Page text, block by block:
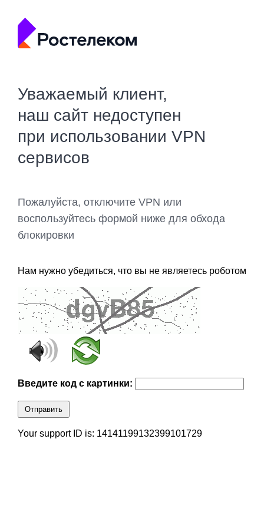
Уважаемый клиент,
наш сайт недоступен
при использовании VPN
сервисов
Пожалуйста, отключите VPN или
воспользуйтесь формой ниже для обхода
блокировки
Нам нужно убедиться, что вы не являетесь роботом
Введите код с картинки:
Отправить
Your support ID is: 14141199132399101729